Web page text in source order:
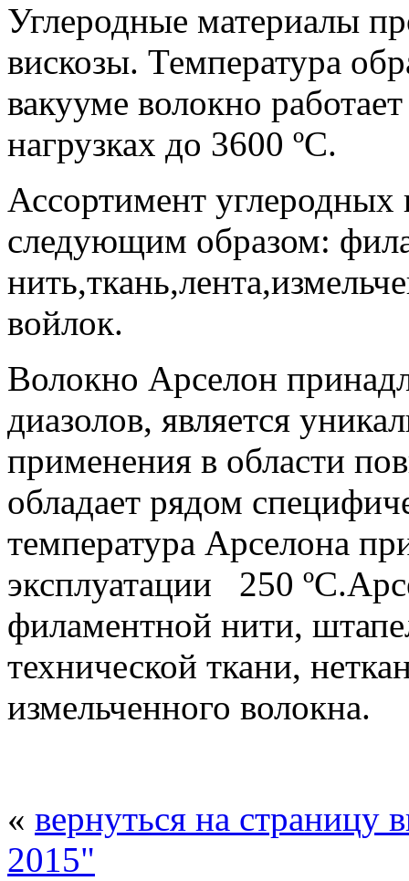
Углеродные материалы
вискозы. Температура
вакууме волокно
нагрузках до 3600 ºC.
Ассортимент углеродных
следующим образом:
войлок.
Волокно Арселон
диазолов, является
применения в области
обладает рядом
температура Арселона
эксплуатации 250
филаментной нити,
технической ткани,
измельченного волокна.
« вернуться на страницу
2015"